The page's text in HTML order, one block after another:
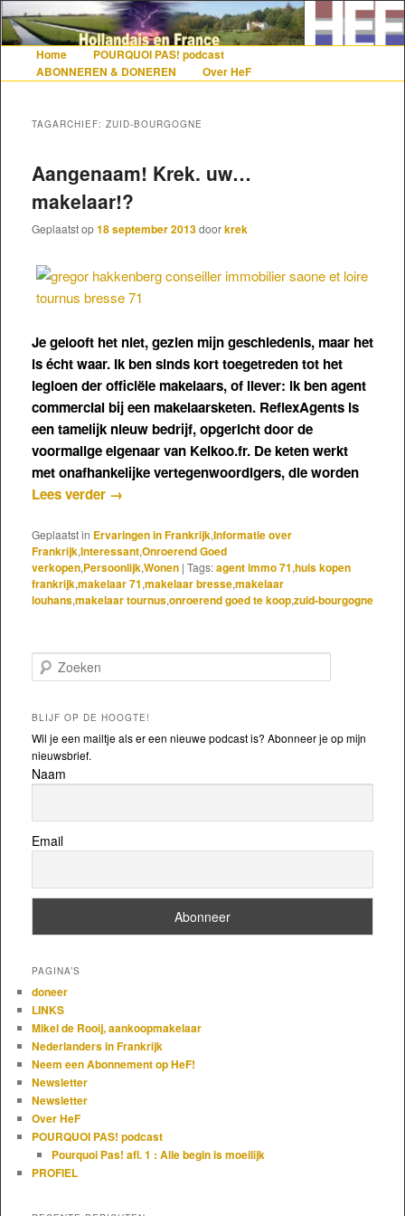
De gezelligste website voor Nederlanders die iets met Frankrijk hebben
HoofdmenuSpring naar de primaire inhoud
Spring naar de secundaire inhoud
Home
POURQUOI PAS! podcast
ABONNEREN & DONEREN
Over HeF
TAGARCHIEF: ZUID-BOURGOGNE
Aangenaam! Krek. uw…
makelaar!?
Geplaatst op18 september 2013doorkrek
Je gelooft het niet, gezien mijn geschiedenis, maar het
is écht waar. Ik ben sinds kort toegetreden tot het
legioen der officiële makelaars, of liever: ik ben agent
commercial bij een makelaarsketen. ReflexAgents is
een tamelijk nieuw bedrijf, opgericht door de
voormalige eigenaar van Kelkoo.fr. De keten werkt
met onafhankelijke vertegenwoordigers, die worden
Lees verder →
Geplaatst in Ervaringen in Frankrijk,Informatie over
Frankrijk,Interessant,Onroerend Goed
verkopen,Persoonlijk,Wonen | Tags:agent immo 71,huis kopen
frankrijk,makelaar 71,makelaar bresse,makelaar
louhans,makelaar tournus,onroerend goed te koop,zuid-bourgogne
Zoeken
BLIJF OP DE HOOGTE!
Wil je een mailtje als er een nieuwe podcast is? Abonneer je op mijn
nieuwsbrief.
Naam
Email
PAGINA’S
doneer
LINKS
Mikel de Rooij, aankoopmakelaar
Nederlanders in Frankrijk
Neem een Abonnement op HeF!
Newsletter
Newsletter
Over HeF
POURQUOI PAS! podcast
Pourquoi Pas! afl. 1 : Alle begin is moeilijk
PROFIEL